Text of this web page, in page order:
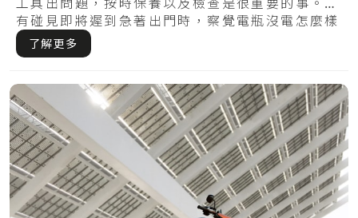
工具出問題，按時保養以及檢查是很重要的事。你
有碰見即將遲到急著出門時，察覺電瓶沒電怎麼樣
皆無.....
了解更多